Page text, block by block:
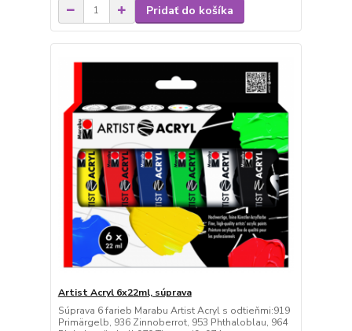
Pridať do košíka
Artist Acryl 6x22ml, súprava
Súprava 6 farieb Marabu Artist Acryl s odtieňmi:919
Primärgelb, 936 Zinnoberrot, 953 Phthaloblau, 964